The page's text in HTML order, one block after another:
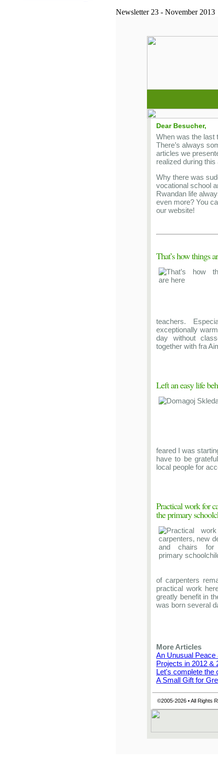
Newsletter 23 - November 2013
Dear Besucher,
When was the last
There’s always
articles we
realized during
Why there was
vocational school
Rwandan life
even more? You
our website!
That’s how things
teachers.
exceptionally
day without
together with fra
Left an easy life
feared I was
have to be
local people for
Practical work for
the primary
of carpenters
practical work
greatly benefit in
was born several
More Articles
An Unusual Peace
Projects in 2012 &
Let's complete the
A Small Gift for
©2005-2026 • All Rights